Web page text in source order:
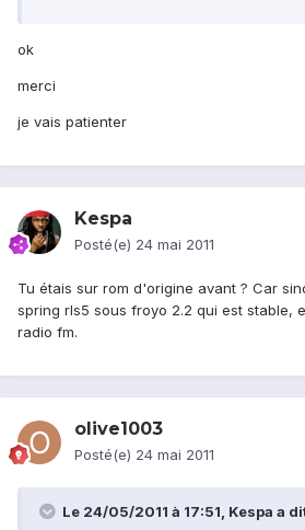
ok
merci
je vais patienter
Kespa
Posté(e) 24 mai 2011
Tu étais sur rom d'origine avant ? Car
spring rls5 sous froyo 2.2 qui est stable,
radio fm.
olive1003
Posté(e) 24 mai 2011
Le 24/05/2011 à 17:51, Kespa a